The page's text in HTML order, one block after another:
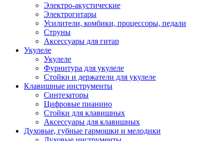
Электро-акустические
Электрогитары
Усилители, комбики, процессоры, педали
Струны
Аксессуары для гитар
Укулеле
Укулеле
Фурнитура для укулеле
Стойки и держатели для укулеле
Клавишные инструменты
Синтезаторы
Цифровые пианино
Стойки для клавишных
Аксессуары для клавишных
Духовые, губные гармошки и мелодики